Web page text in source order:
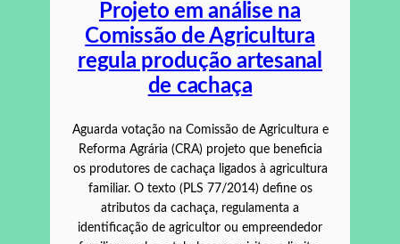
Projeto em análise na
Comissão de Agricultura
regula produção artesanal
de cachaça
Aguarda votação na Comissão de Agricultura e
Reforma Agrária (CRA) projeto que beneficia
os produtores de cachaça ligados à agricultura
familiar. O texto (PLS 77/2014) define os
atributos da cachaça, regulamenta a
identificação de agricultor ou empreendedor